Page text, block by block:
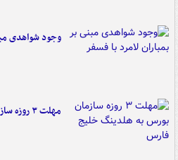
وجود شواهدی
مهلت ۳ روزه سازمان بورس به هلدینگ خلیج فارس